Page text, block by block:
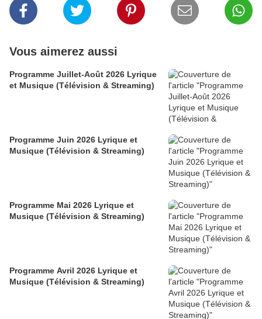
Vous aimerez aussi
Programme Juillet-Août 2026 Lyrique
et Musique (Télévision & Streaming)
Programme Juin 2026 Lyrique et
Musique (Télévision & Streaming)
Programme Mai 2026 Lyrique et
Musique (Télévision & Streaming)
Programme Avril 2026 Lyrique et
Musique (Télévision & Streaming)